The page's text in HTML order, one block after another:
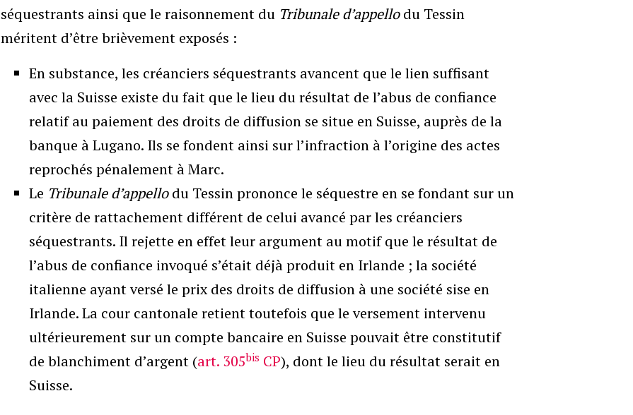
séquestrants ainsi que le raisonnement du Tribunale d’appellodu Tessin
méritent d’être brièvement exposés :
En substance, les créanciers séquestrants avancent que le lien suffisant
avec la Suisse existe du fait que le lieu du résultat de l’abus de confiance
relatif au paiement des droits de diffusion se situe en Suisse, auprès de la
banque à Lugano. Ils se fondent ainsi sur l’infraction à l’origine des actes
reprochés pénalement à Marc.
Le Tribunale d’appellodu Tessin prononce le séquestre en se fondant sur un
critère de rattachement différent de celui avancé par les créanciers
séquestrants. Il rejette en effet leur argument au motif que le résultat de
l’abus de confiance invoqué s’était déjà produit en Irlande ; la société
italienne ayant versé le prix des droits de diffusion à une société sise en
Irlande. La cour cantonale retient toutefois que le versement intervenu
ultérieurement sur un compte bancaire en Suisse pouvait être constitutif
de blanchiment d’argent (art. 305bis CP), dont le lieu du résultat serait en
Suisse.